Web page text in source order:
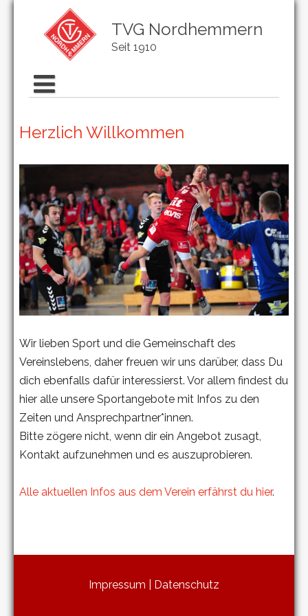
TVG Nordhemmern
Seit 1910
Herzlich Willkommen
Wir lieben Sport und die Gemeinschaft des
Vereinslebens, daher freuen wir uns darüber, dass Du
dich ebenfalls dafür interessierst. Vor allem findest du
hier alle unsere Sportangebote mit Infos zu den
Zeiten und Ansprechpartner*innen.
Bitte zögere nicht, wenn dir ein Angebot zusagt,
Kontakt aufzunehmen und es auszuprobieren.
Alle aktuellen Infos aus dem Verein erfährst du hier.
Impressum Datenschutz